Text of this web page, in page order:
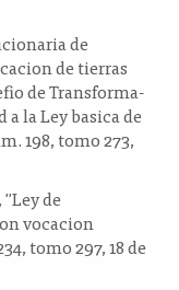
de
de tierras
de Transforma-
la Ley basica de
198, tomo 273,
de
vocacion
tomo 297, 18 de